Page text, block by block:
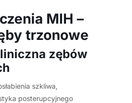
MIH –
trzonowe
zębów
szkliwa,
posterupcyjnego